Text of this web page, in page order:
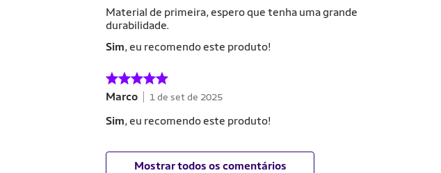
Material de primeira, espero que tenha uma grande
durabilidade.
Sim, eu recomendo este produto!
Marco 1 de set de 2025
Sim, eu recomendo este produto!
Mostrar todos os comentários